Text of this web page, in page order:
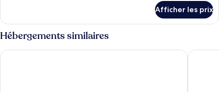
Chambre
Deluxe,
1
très
Chambre
Deluxe,
1
très
grand
Afficher les prix
Hébergements similaires
Sheraton San Diego Resort